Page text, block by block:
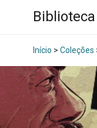
Início > Coleções